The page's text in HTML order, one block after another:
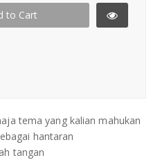
to Cart
tema yang kalian mahukan
hantaran
tangan